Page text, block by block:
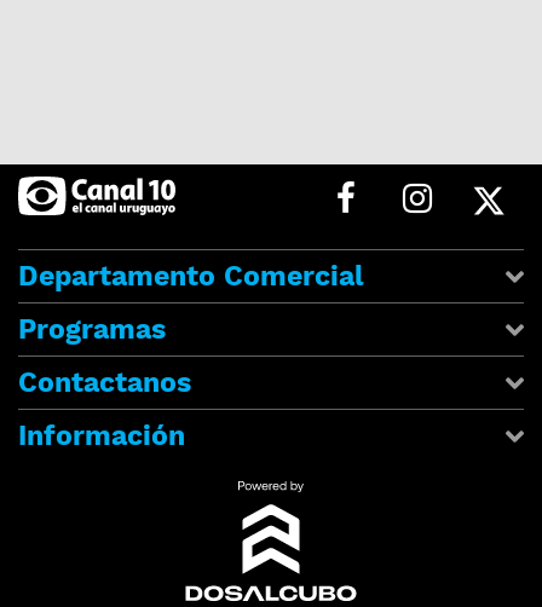
Departamento Comercial
Programas
Contactanos
Información